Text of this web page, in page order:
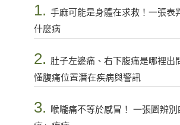
1. 手麻可能是身體在求救！一張表
什麼病
2. 肚子左邊痛、右下腹痛是哪裡出
懂腹痛位置潛在疾病與警訊
3.
喉嚨痛不等於感冒！ 一張圖辨